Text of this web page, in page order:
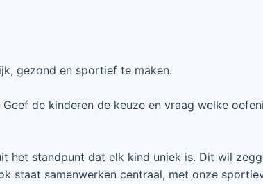
gezond en sportief te maken.
de kinderen de keuze en vraag welke
het standpunt dat elk kind uniek is. Dit wil
staat samenwerken centraal, met onze